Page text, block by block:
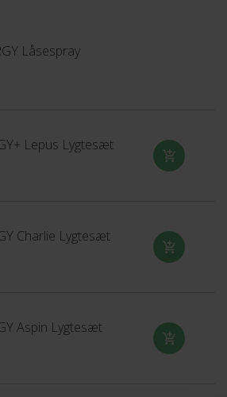
ABUS security level 9 af 15
til områder med mellem til lav
kategori er især beregnet til
Låsespray
Lepus Lygtesæt
Charlie Lygtesæt
Aspin Lygtesæt